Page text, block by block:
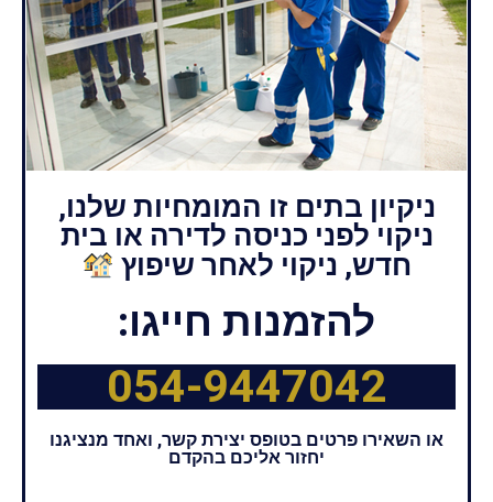
ניקיון בתים זו המומחיות שלנו,
ניקוי לפני כניסה לדירה או בית
חדש, ניקוי לאחר שיפוץ
להזמנות חייגו:
054-9447042
או השאירו פרטים בטופס יצירת קשר, ואחד מנציגנו
יחזור אליכם בהקדם